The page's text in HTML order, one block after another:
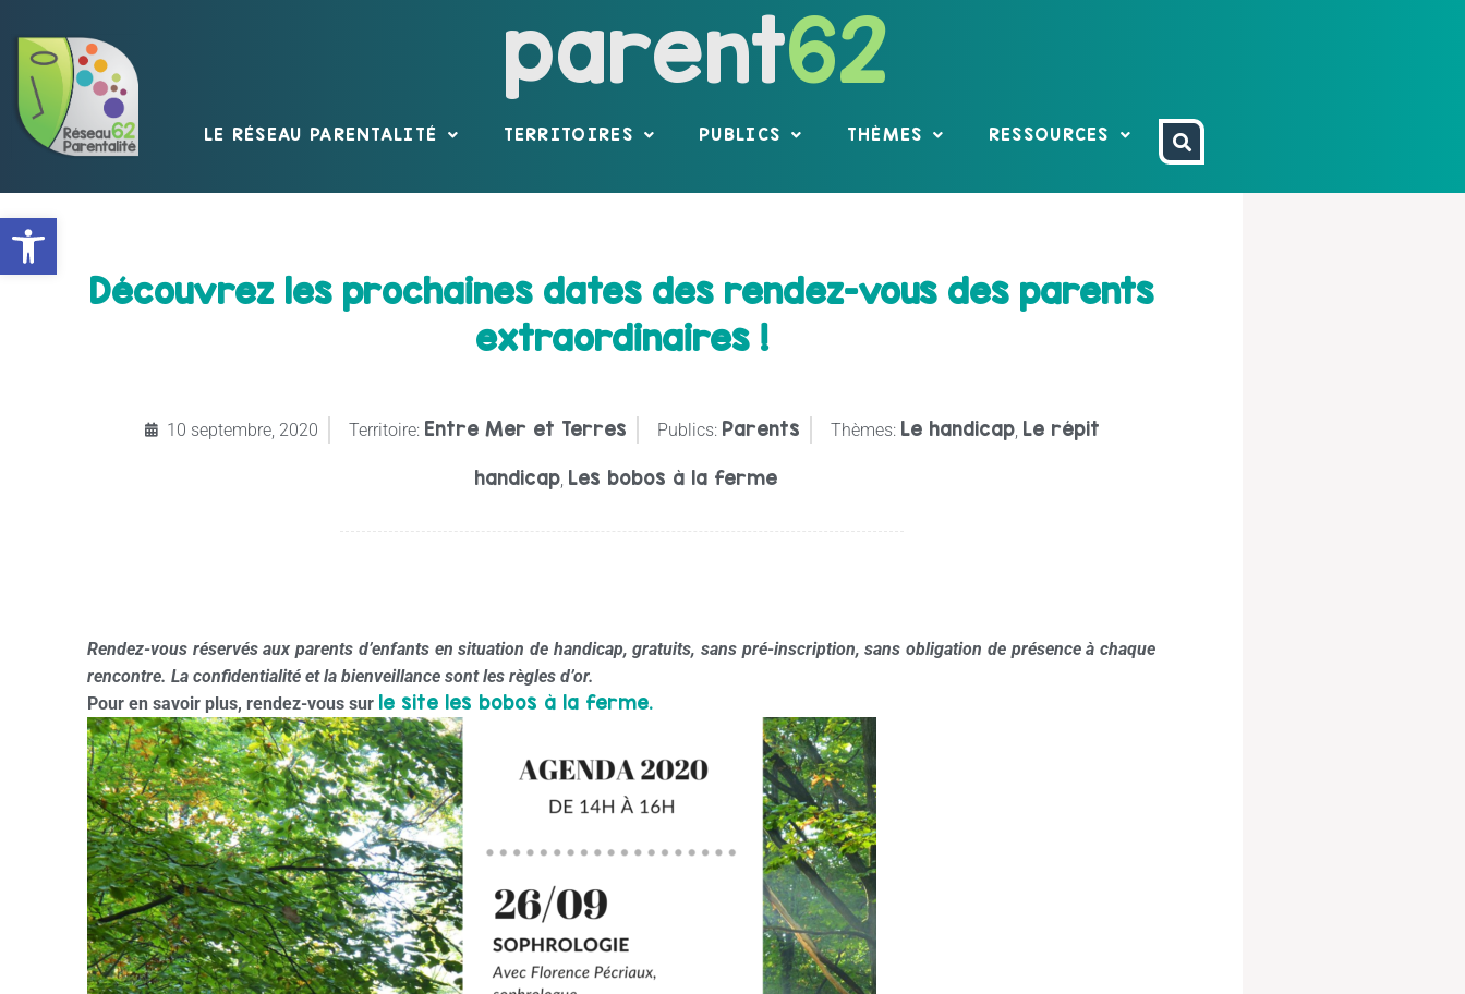
Ouvrir la barre d’outils
parent62
LE RÉSEAU PARENTALITÉ TERRITOIRES PUBLICS THÈMES RESSOURCES
Découvrez les prochaines dates des rendez-vous des parents
extraordinaires !
10 septembre, 2020 Territoire: Entre Mer et Terres Publics: Parents Thèmes: Le handicap, Le répit
handicap Les bobos à la ferme
Rendez-vous réservés aux parents d’enfants en situation de handicap, gratuits, sans pré-inscription, sans obligation de présence à chaque
rencontre. La confidentialité et la bienveillance sont les règles d’or.
Pour en savoir plus, rendez-vous sur le site les bobos à la ferme.